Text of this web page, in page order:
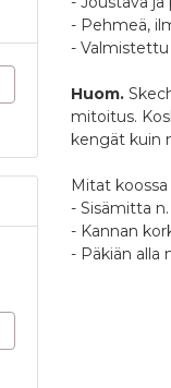
- Pehmeä,
- Valmistettu
Huom.
mitoitus.
kengät kuin
Mitat koossa
- Sisämitta
- Kannan
- Päkiän alla